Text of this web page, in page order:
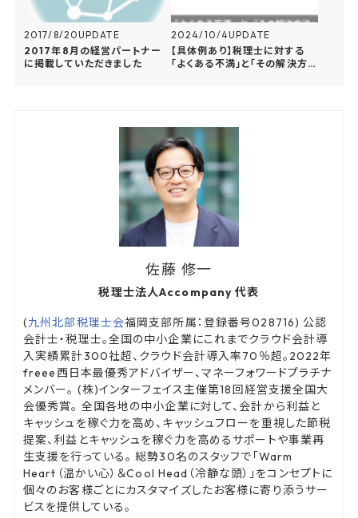
2017/8/20UPDATE
2017年8月の経営パートナー
に掲載していただきました
2024/10/4UPDATE
【具体例あり】税理士に対する
「よくある不満」と「その解決方
佐藤 修一
税理士法人Accompany 代表
(九州北部税理士会福岡支部所属：登録番号028716) 公認
会計士・税理士。全国の中小企業にこれまでクラウド会計導
入実績累計300社超、クラウド会計導入率70％超。2022年
freee西日本最優秀アドバイザー、マネーフォワードプラチナ
メンバー。 (株)インターフェイス主催第18回経営支援全国大
会優秀賞。 全国各地の中小企業に対して、会計から利益と
キャッシュを稼ぐ力を高め、キャッシュフローを重視した節税
提案、利益とキャッシュを稼ぐ力を高めるサポートや事業再
生支援を行っている。 総勢30名のスタッフで「Warm
Heart（温かい心）＆Cool Head（冷静な頭）」をコンセプトに
個々のお客様ごとにカスタマイズしたお客様に寄り添うサー
ビスを提供している。